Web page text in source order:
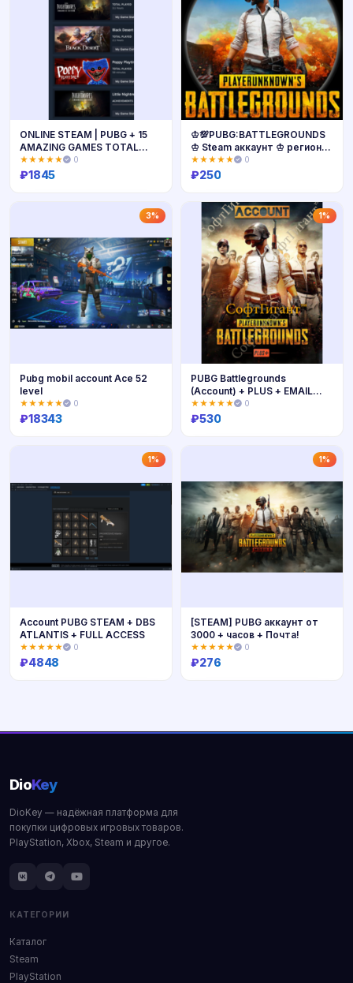
ONLINE STEAM | PUBG + 15
AMAZING GAMES TOTAL
COSTS 220 $ | ПОЛНЫЙ
ДОСТУП
★★★★★ 0
₽1845
Купить
♔💯PUBG:BATTLEGROUNDS
♔ Steam аккаунт ♔ регион
на выбор
★★★★★ 0
₽250
3%
Pubg mobil account Ace 52
level
★★★★★ 0
₽18343
1%
PUBG Battlegrounds
(Account) + PLUS + EMAIL
CHANGE
★★★★★ 0
₽530
1%
Account PUBG STEAM + DBS
ATLANTIS + FULL ACCESS
★★★★★ 0
₽4848
1%
[STEAM] PUBG аккаунт от
3000 + часов + Почта!
★★★★★ 0
₽276
DioKey
DioKey — надёжная платформа для
покупки цифровых игровых товаров.
PlayStation, Xbox, Steam и другое.
КАТЕГОРИИ
Каталог
Steam
PlayStation